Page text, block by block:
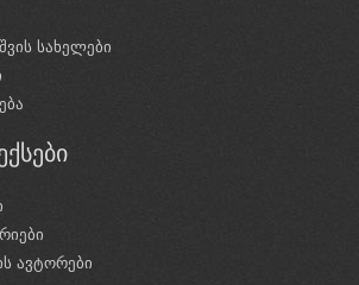
სახელები
ავტორები